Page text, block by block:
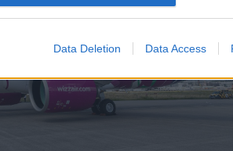
Data Deletion Data Access